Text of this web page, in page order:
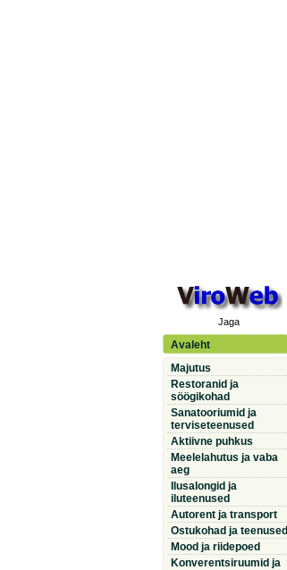
Jaga
Avaleht
Majutus
Restoranid ja
söögikohad
Sanatooriumid ja
terviseteenused
Aktiivne puhkus
Meelelahutus ja vaba
aeg
Ilusalongid ja
iluteenused
Autorent ja transport
Ostukohad ja teenused
Mood ja riidepoed
Konverentsiruumid ja